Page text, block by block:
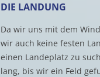
DIE LANDUNG
Da wir uns mit dem
wir auch keine festen
einen Landeplatz zu
lang, bis wir ein Feld